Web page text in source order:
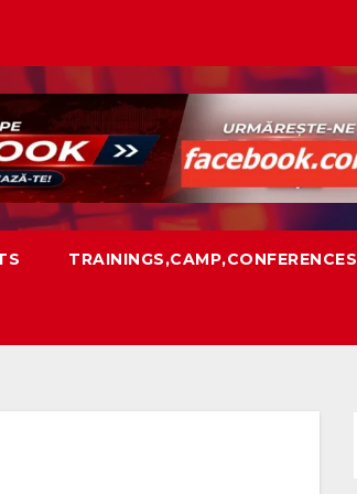
TRAININGS,CAMP,CONFERENCES